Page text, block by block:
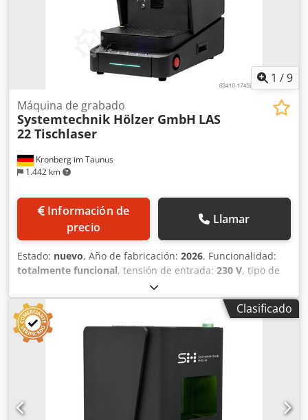
1 /9
Kronberg im Taunus
1.442 km
Máquina de grabado
Systemtechnik Hölzer GmbH LAS
22 Tischlaser
Información de
precio
Llamar
Estado: nuevo, Año de fabricación: 2026, Funcionalidad:
totalmente funcional, tensión de entrada: 230 V, tipo de
Aire acondicionado
láser:30 W, tipo de refrigeración:aire, peso total:45 kg,
tipo de ajuste de altura:
, longitud del área de
exploración:
110 mm, ancho del área de escaneo:
longitud de onda del láser: 1.064 nm
, temperatura
ambiente (mín.):
, temperatura ambiente (máx.):
, La LAS 22 es una unidad compacta de sobremesa con
una pequeña área de trabajo, ideal para piezas pequeñas.
Gracias a su reducido tamaño, el sistema es muy práctico y
puede utilizarse en cualquier lugar. El sistema universal
Clasificado